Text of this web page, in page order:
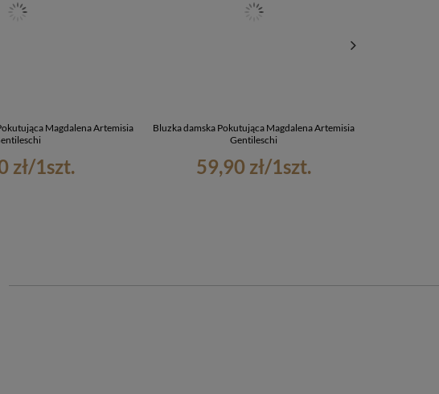
Magdalena Artemisia
zł/1szt.
Bluzka damska Pokutująca Magdalena Artemisia
Gentileschi
59,90 zł/1szt.